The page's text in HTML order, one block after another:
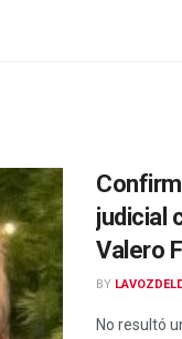
judicial
Valero
BY
No resultó